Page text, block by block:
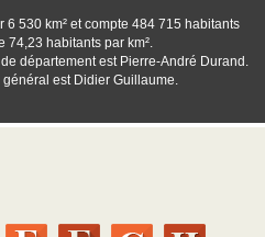
6 530 km² et compte 484 715 habitants
74,23 habitants par km².
département est Pierre-André Durand.
est Didier Guillaume.